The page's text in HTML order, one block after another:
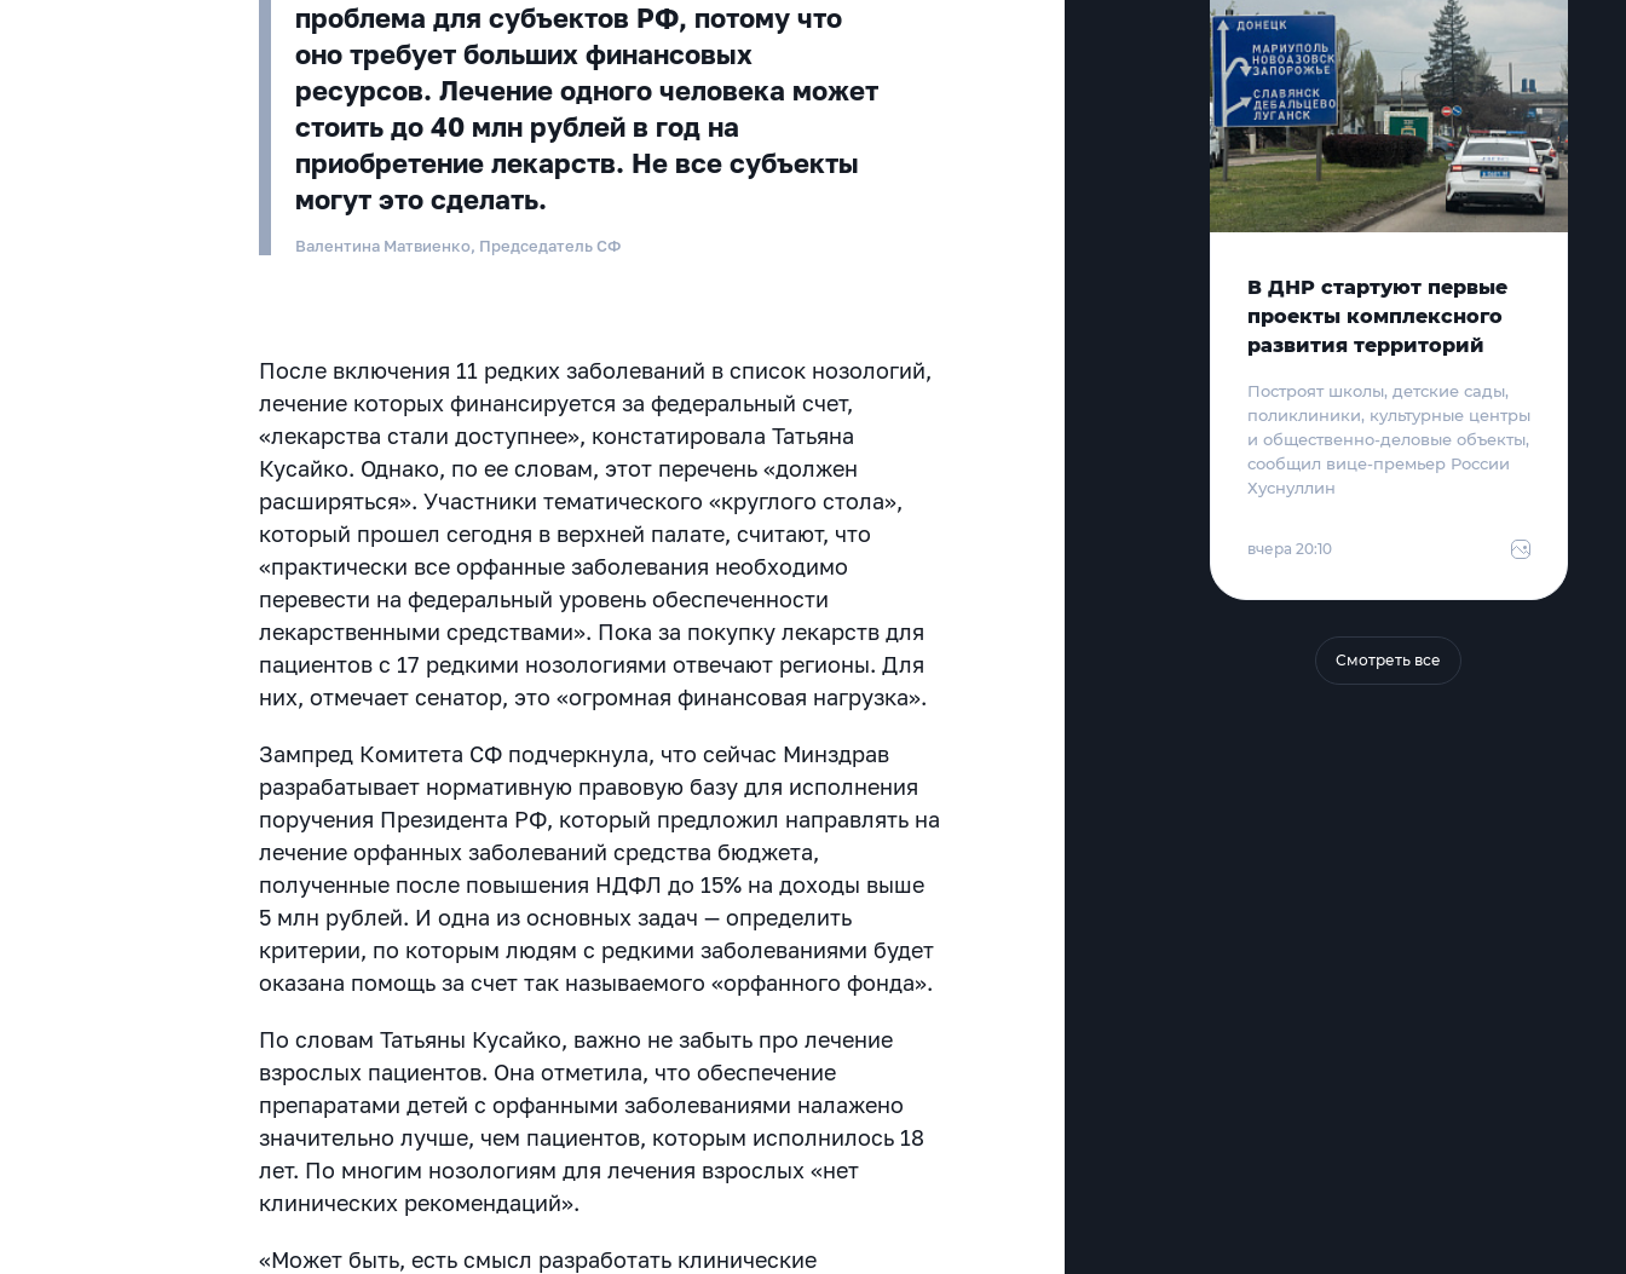
проблема для субъектов РФ, потому что
оно требует больших финансовых
ресурсов. Лечение одного человека может
стоить до 40 млн рублей в год на
приобретение лекарств. Не все субъекты
могут это сделать.
Валентина Матвиенко, Председатель СФ
После включения 11 редких заболеваний в список нозологий,
лечение которых финансируется за федеральный счет,
«лекарства стали доступнее», констатировала Татьяна
Кусайко. Однако, по ее словам, этот перечень «должен
расширяться». Участники тематического «круглого стола»,
который прошел сегодня в верхней палате, считают, что
«практически все орфанные заболевания необходимо
перевести на федеральный уровень обеспеченности
лекарственными средствами». Пока за покупку лекарств для
пациентов с 17 редкими нозологиями отвечают регионы. Для
них, отмечает сенатор, это «огромная финансовая нагрузка».
Зампред Комитета СФ подчеркнула, что сейчас Минздрав
разрабатывает нормативную правовую базу для исполнения
поручения Президента РФ, который предложил направлять на
лечение орфанных заболеваний средства бюджета,
полученные после повышения НДФЛ до 15% на доходы выше
5 млн рублей. И одна из основных задач — определить
критерии, по которым людям с редкими заболеваниями будет
оказана помощь за счет так называемого «орфанного фонда».
По словам Татьяны Кусайко, важно не забыть про лечение
взрослых пациентов. Она отметила, что обеспечение
препаратами детей с орфанными заболеваниями налажено
значительно лучше, чем пациентов, которым исполнилось 18
лет. По многим нозологиям для лечения взрослых «нет
клинических рекомендаций».
«Может быть, есть смысл разработать клинические
В ДНР стартуют первые
проекты комплексного
развития территорий
Построят школы, детские сады,
поликлиники, культурные центры
и общественно-деловые объекты,
сообщил вице-премьер России
Хуснуллин
вчера 20:10
Смотреть все